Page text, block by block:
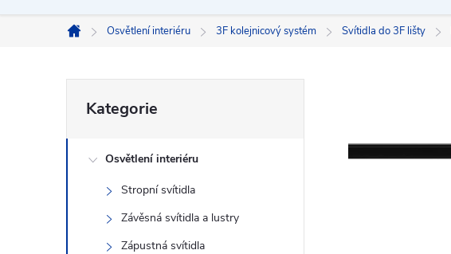
Domů
Osvětlení interiéru 3F kolejnicový systém Svítidla do 3F lišty
o
kategorie
Kategorie
Osvětlení interiéru
Stropní svítidla
Závěsná svítidla a lustry
Zápustná svítidla